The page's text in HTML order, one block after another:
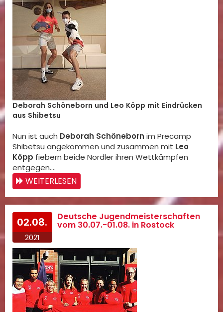
Deborah Schöneborn und Leo Köpp mit Eindrücken
aus Shibetsu
Nun ist auch Deborah Schöneborn im Precamp
Shibetsu angekommen und zusammen mit Leo
Köpp fiebern beide Nordler ihren Wettkämpfen
entgegen.…
WEITERLESEN
02.08.
2021
Deutsche Jugendmeisterschaften
vom 30.07.-01.08. in Rostock